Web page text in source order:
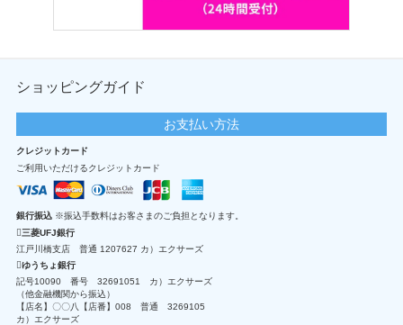
ショッピングガイド
お支払い方法
クレジットカード
ご利用いただけるクレジットカード
銀行振込 ※振込手数料はお客さまのご負担となります。
三菱UFJ銀行
江戸川橋支店 普通 1207627 カ）エクサーズ
ゆうちょ銀行
記号10090 番号 32691051 カ）エクサーズ
（他金融機関から振込）
【店名】〇〇八【店番】008 普通 3269105
カ）エクサーズ